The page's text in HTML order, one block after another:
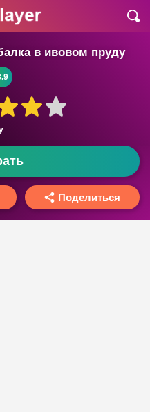
в ивовом пруду
Поделиться